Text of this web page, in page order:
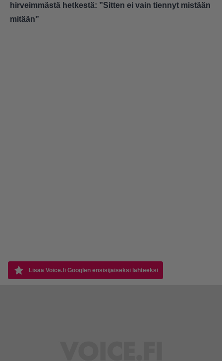
hirveimmästä hetkestä: ”Sitten ei vain tiennyt mistään
mitään”
Lisää Voice.fi Googlen ensisijaiseksi lähteeksi